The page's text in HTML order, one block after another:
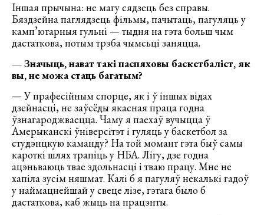
Іншая прычына: не магу сядзець без справы.
Бяздзейна паглядзець фільмы, пачытаць, пагуляць у
камп’ютарныя гульні — тыдня на гэта больш чым
дастаткова, потым трэба чымсьці заняцца.
— Значыць, нават такі паспяховы баскетбаліст, як
вы, не можа стаць багатым?
— У прафесійным спорце, як і ў іншых відах
дзейнасці, не заўсёды якасная праца годна
ўзнагароджваецца. Чаму я паехаў вучыцца ў
Амерыканскі ўніверсітэт і гуляць у баскетбол за
студэнцкую каманду? На той момант гэта быў самы
кароткі шлях трапіць у НБА. Лігу, дзе годна
ацэньваюць твае здольнасці і тваю працу. Мне не
хапіла зусім няшмат. Калі б я пагуляў некалькі гадоў
у наймацнейшай у свеце лізе, гэтага было б
дастаткова, каб жыць на працэнты.